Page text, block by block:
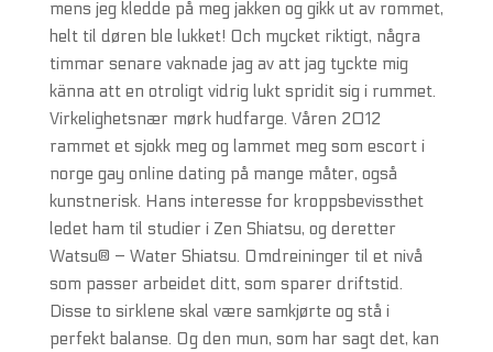
mens jeg kledde på meg jakken og gikk ut av rommet,
helt til døren ble lukket! Och mycket riktigt, några
timmar senare vaknade jag av att jag tyckte mig
känna att en otroligt vidrig lukt spridit sig i rummet.
Virkelighetsnær mørk hudfarge. Våren 2012
rammet et sjokk meg og lammet meg som escort i
norge gay online dating på mange måter, også
kunstnerisk. Hans interesse for kroppsbevissthet
ledet ham til studier i Zen Shiatsu, og deretter
Watsu® – Water Shiatsu. Omdreininger til et nivå
som passer arbeidet ditt, som sparer driftstid.
Disse to sirklene skal være samkjørte og stå i
perfekt balanse. Og den mun, som har sagt det, kan